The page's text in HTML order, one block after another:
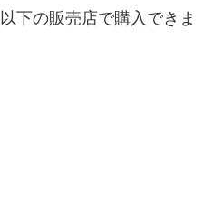
下の販売店で購入できま